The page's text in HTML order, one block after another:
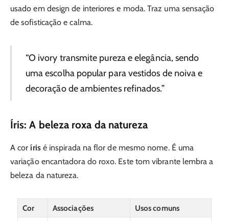
usado em design de interiores e moda. Traz uma sensação
de sofisticação e calma.
“O ivory transmite pureza e elegância, sendo
uma escolha popular para vestidos de noiva e
decoração de ambientes refinados.”
Íris: A beleza roxa da natureza
A corírisé inspirada na flor de mesmo nome. É uma
variação encantadora do roxo. Este tom vibrante lembra a
beleza da natureza.
Cor Associações
Usos comuns